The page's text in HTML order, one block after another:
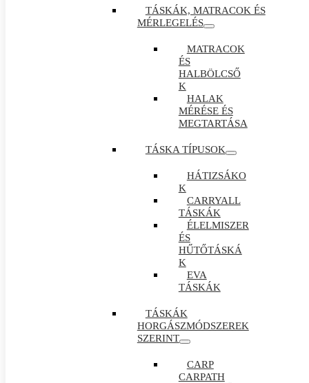
TÁSKÁK, MATRACOK ÉS
MÉRLEGELÉS
MATRACOK
ÉS
HALBÖLCSŐ
K
HALAK
MÉRÉSE ÉS
MEGTARTÁSA
TÁSKA TÍPUSOK
HÁTIZSÁKO
K
CARRYALL
TÁSKÁK
ÉLELMISZER
ÉS
HŰTŐTÁSKÁ
K
EVA
TÁSKÁK
TÁSKÁK
HORGÁSZMÓDSZEREK
SZERINT
CARP
CARPATH